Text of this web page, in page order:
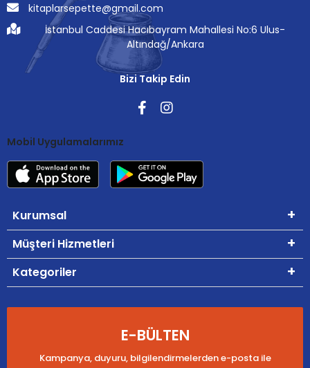
kitaplarsepette@gmail.com
İstanbul Caddesi Hacıbayram Mahallesi No:6 Ulus-
Altındağ/Ankara
Bizi Takip Edin
Mobil Uygulamalarımız
Kurumsal
Müşteri Hizmetleri
Kategoriler
E-BÜLTEN
Kampanya, duyuru, bilgilendirmelerden e-posta ile